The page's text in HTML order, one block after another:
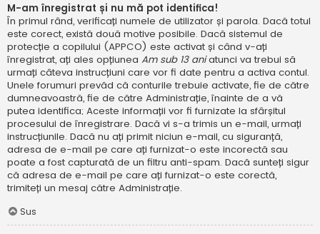
M-am înregistrat și nu mă pot identifica!
În primul rând, verificați numele de utilizator și parola. Dacă totul
este corect, există două motive posibile. Dacă sistemul de
protecție a copilului (APPCO) este activat și când v-ați
înregistrat, ați ales opțiunea Am sub 13 aniatunci va trebui să
urmați câteva instrucțiuni care vor fi date pentru a activa contul.
Unele forumuri prevăd că conturile trebuie activate, fie de către
dumneavoastră, fie de către Administrație, înainte de a vă
putea identifica; Aceste informații vor fi furnizate la sfârșitul
procesului de înregistrare. Dacă vi s-a trimis un e-mail, urmați
instrucțiunile. Dacă nu ați primit niciun e-mail, cu siguranță,
adresa de e-mail pe care ați furnizat-o este incorectă sau
poate a fost capturată de un filtru anti-spam. Dacă sunteți sigur
că adresa de e-mail pe care ați furnizat-o este corectă,
trimiteți un mesaj către Administrație.
Sus